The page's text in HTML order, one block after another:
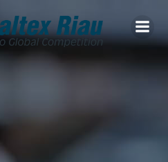
to
content